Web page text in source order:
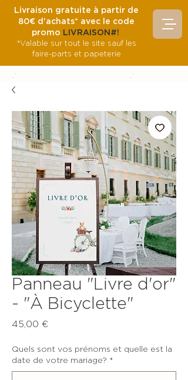
Livraison gratuite à partir de
80€ d'achats* avec le code
promo LIVRAISON#!
*Valable sur tout le site sauf les
faire-parts et papeterie
Panneau "Livre d'or"
- "À Bicyclette"
45,00 €Prix
Quels sont vos prénoms et quelle est la
date de votre mariage? *